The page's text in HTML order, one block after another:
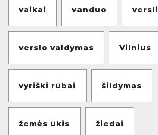
vaikai vanduo
verslo valdymas Vilnius
vyriški rūbai šildymas
žemės ūkis žiedai